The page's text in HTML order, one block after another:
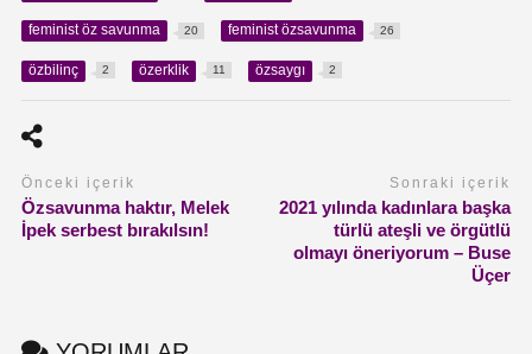
feminist öz savunma 20 feminist özsavunma 26
özbilinç 2 özerklik 11 özsaygı 2
Önceki içerik
Özsavunma haktır, Melek
İpek serbest bırakılsın!
Sonraki içerik
2021 yılında kadınlara başka
türlü ateşli ve örgütlü
olmayı öneriyorum – Buse
Üçer